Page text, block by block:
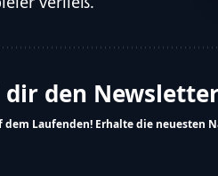
dir den
dem Laufenden! Erhalte die neuesten